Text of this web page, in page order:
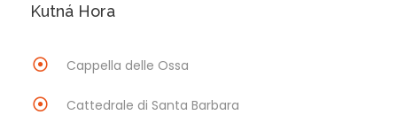
Kutná Hora
Cappella delle Ossa
Cattedrale di Santa Barbara